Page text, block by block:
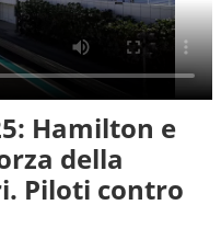
Hamilton e
della
Piloti contro